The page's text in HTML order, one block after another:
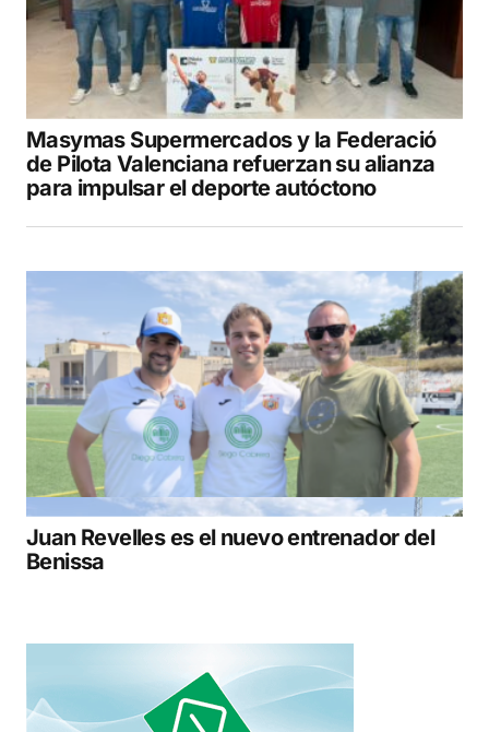
Masymas Supermercados y la Federació
de Pilota Valenciana refuerzan su alianza
para impulsar el deporte autóctono
Juan Revelles es el nuevo entrenador del
Benissa